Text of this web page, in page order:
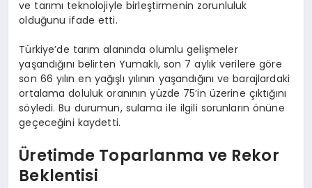
ve tarımı teknolojiyle birleştirmenin zorunluluk
olduğunu ifade etti.
Türkiye’de tarım alanında olumlu gelişmeler
yaşandığını belirten Yumaklı, son 7 aylık verilere göre
son 66 yılın en yağışlı yılının yaşandığını ve barajlardaki
ortalama doluluk oranının yüzde 75’in üzerine çıktığını
söyledi. Bu durumun, sulama ile ilgili sorunların önüne
geçeceğini kaydetti.
Üretimde Toparlanma ve Rekor
Beklentisi